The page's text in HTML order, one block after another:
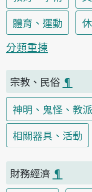
體育、運動
分類重揀
宗教、民俗 ¶
神明、鬼怪、教派
相關器具、活動
財務經濟 ¶